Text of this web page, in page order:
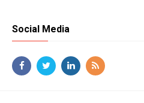
Social Media